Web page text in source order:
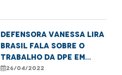
Defensora Vanessa Lira
Brasil fala sobre o
trabalho da DPE em
prol do
26/04/2022